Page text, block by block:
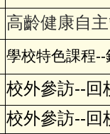
高齡健康自
學校特色課程
校外參訪--回
校外參訪--回